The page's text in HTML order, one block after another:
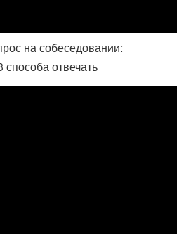
на собеседовании:
способа отвечать